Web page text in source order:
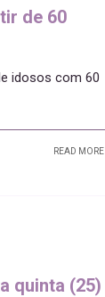
de 60
idosos com 60
READ MORE
quinta (25)